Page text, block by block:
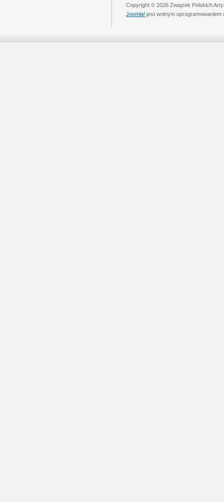
Copyright © 2026 Związek Polskich
Joomla! jest wolnym